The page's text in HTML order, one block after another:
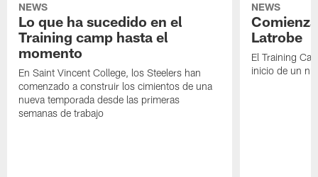
NEWS
Lo que ha sucedido en el
Training camp hasta el
momento
En Saint Vincent College, los Steelers han
comenzado a construir los cimientos de una
nueva temporada desde las primeras
semanas de trabajo
NEWS
Latrobe
El Training
inicio de un